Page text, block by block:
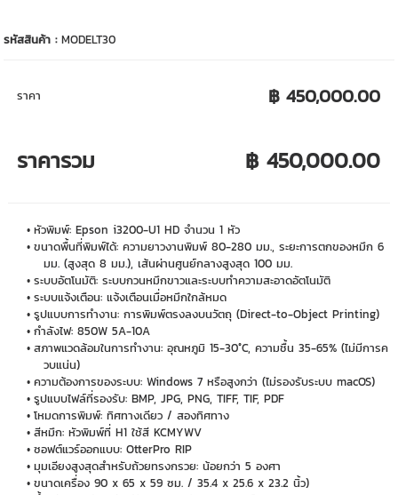
รหัสสินค้า :MODELT30
ราคา ฿ 450,000.00
ราคารวม ฿ 450,000.00
หัวพิมพ์: Epson i3200-U1 HD จำนวน 1 หัว
ขนาดพื้นที่พิมพ์ได้: ความยาวงานพิมพ์ 80-280 มม., ระยะการตกของหมึก 6
มม. (สูงสุด 8 มม.), เส้นผ่านศูนย์กลางสูงสุด 100 มม.
ระบบอัตโนมัติ: ระบบกวนหมึกขาวและระบบทำความสะอาดอัตโนมัติ
ระบบแจ้งเตือน: แจ้งเตือนเมื่อหมึกใกล้หมด
รูปแบบการทำงาน: การพิมพ์ตรงลงบนวัตถุ (Direct-to-Object Printing)
กำลังไฟ: 850W 5A-10A
สภาพแวดล้อมในการทำงาน: อุณหภูมิ 15-30°C, ความชื้น 35-65% (ไม่มีการค
วบแน่น)
ความต้องการของระบบ: Windows 7 หรือสูงกว่า (ไม่รองรับระบบ macOS)
รูปแบบไฟล์ที่รองรับ: BMP, JPG, PNG, TIFF, TIF, PDF
โหมดการพิมพ์: ทิศทางเดียว / สองทิศทาง
สีหมึก: หัวพิมพ์ที่ H1 ใช้สี KCMYWV
ซอฟต์แวร์ออกแบบ: OtterPro RIP
มุมเอียงสูงสุดสำหรับถ้วยทรงกรวย: น้อยกว่า 5 องศา
ขนาดเครื่อง 90 x 65 x 59 ซม. / 35.4 x 25.6 x 23.2 นิ้ว)